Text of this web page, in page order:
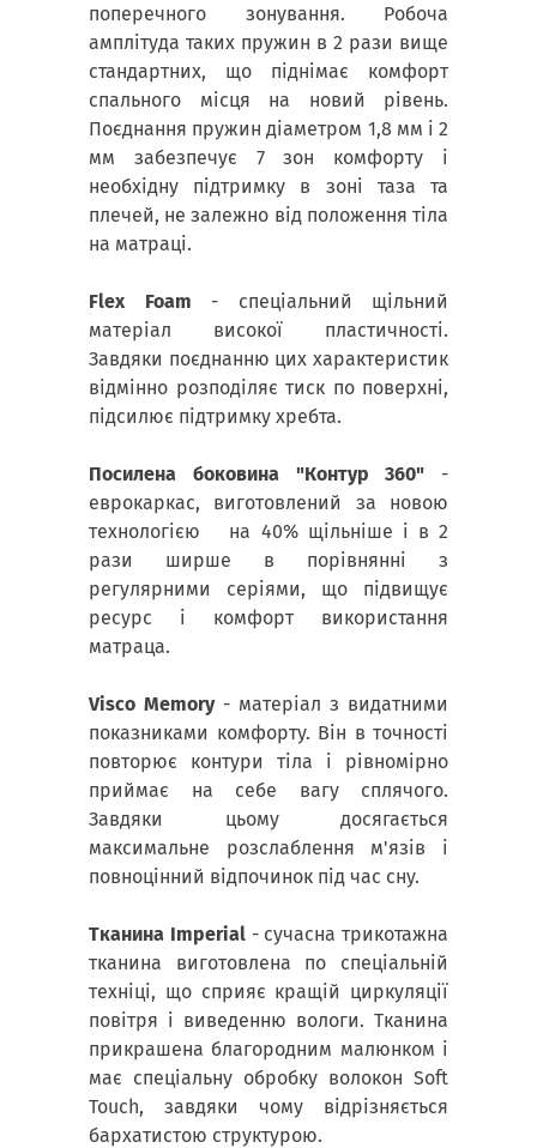
поперечного зонування. Робоча
амплітуда таких пружин в 2 рази вище
стандартних, що піднімає комфорт
спального місця на новий рівень.
Поєднання пружин діаметром 1,8 мм і 2
мм забезпечує 7 зон комфорту і
необхідну підтримку в зоні таза та
плечей, не залежно від положення тіла
на матраці.
Flex Foam - спеціальний щільний
матеріал високої пластичності.
Завдяки поєднанню цих характеристик
відмінно розподіляє тиск по поверхні,
підсилює підтримку хребта.
Посилена боковина "Контур 360" -
еврокаркас, виготовлений за новою
технологією на 40% щільніше і в 2
рази ширше в порівнянні з
регулярними серіями, що підвищує
ресурс і комфорт використання
матраца.
Visco Memory - матеріал з видатними
показниками комфорту. Він в точності
повторює контури тіла і рівномірно
приймає на себе вагу сплячого.
Завдяки цьому досягається
максимальне розслаблення м'язів і
повноцінний відпочинок під час сну.
Тканина Imperial - сучасна трикотажна
тканина виготовлена ​​по спеціальній
техніці, що сприяє кращій циркуляції
повітря і виведенню вологи. Тканина
прикрашена благородним малюнком і
має спеціальну обробку волокон Soft
Touch, завдяки чому відрізняється
бархатистою структурою.